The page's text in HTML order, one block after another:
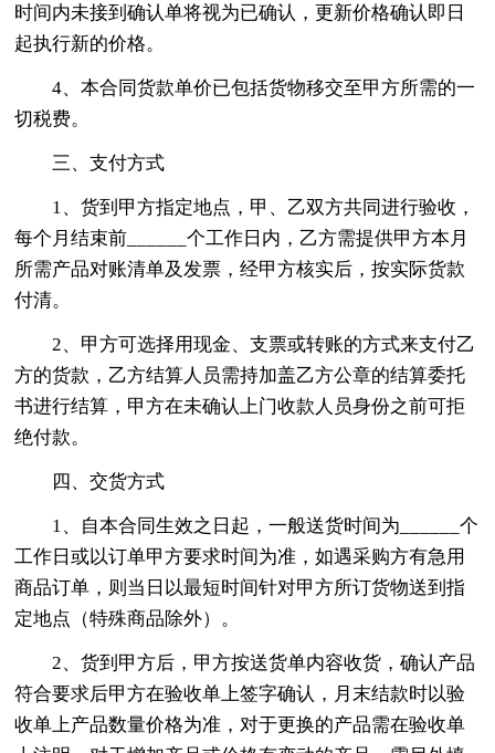
时间内未接到确认单将视为已确认，更新价格确认即日
起执行新的价格。
4、本合同货款单价已包括货物移交至甲方所需的一
切税费。
三、支付方式
1、货到甲方指定地点，甲、乙双方共同进行验收，
每个月结束前______个工作日内，乙方需提供甲方本月
所需产品对账清单及发票，经甲方核实后，按实际货款
付清。
2、甲方可选择用现金、支票或转账的方式来支付乙
方的货款，乙方结算人员需持加盖乙方公章的结算委托
书进行结算，甲方在未确认上门收款人员身份之前可拒
绝付款。
四、交货方式
1、自本合同生效之日起，一般送货时间为______个
工作日或以订单甲方要求时间为准，如遇采购方有急用
商品订单，则当日以最短时间针对甲方所订货物送到指
定地点（特殊商品除外）。
2、货到甲方后，甲方按送货单内容收货，确认产品
符合要求后甲方在验收单上签字确认，月末结款时以验
收单上产品数量价格为准，对于更换的产品需在验收单